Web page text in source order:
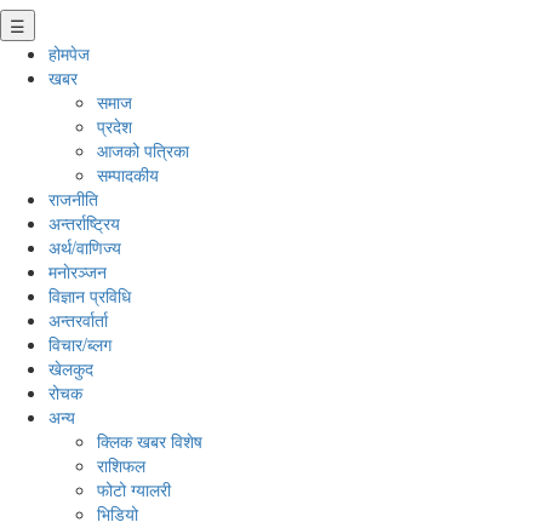
☰
होमपेज
खबर
समाज
प्रदेश
आजको पत्रिका
सम्पादकीय
राजनीति
अन्तर्राष्ट्रिय
अर्थ/वाणिज्य
मनाेरञ्जन
विज्ञान प्रविधि
अन्तरर्वार्ता
विचार/ब्लग
खेलकुद
रोचक
अन्य
क्लिक खबर विशेष
राशिफल
फोटो ग्यालरी
भिडियो